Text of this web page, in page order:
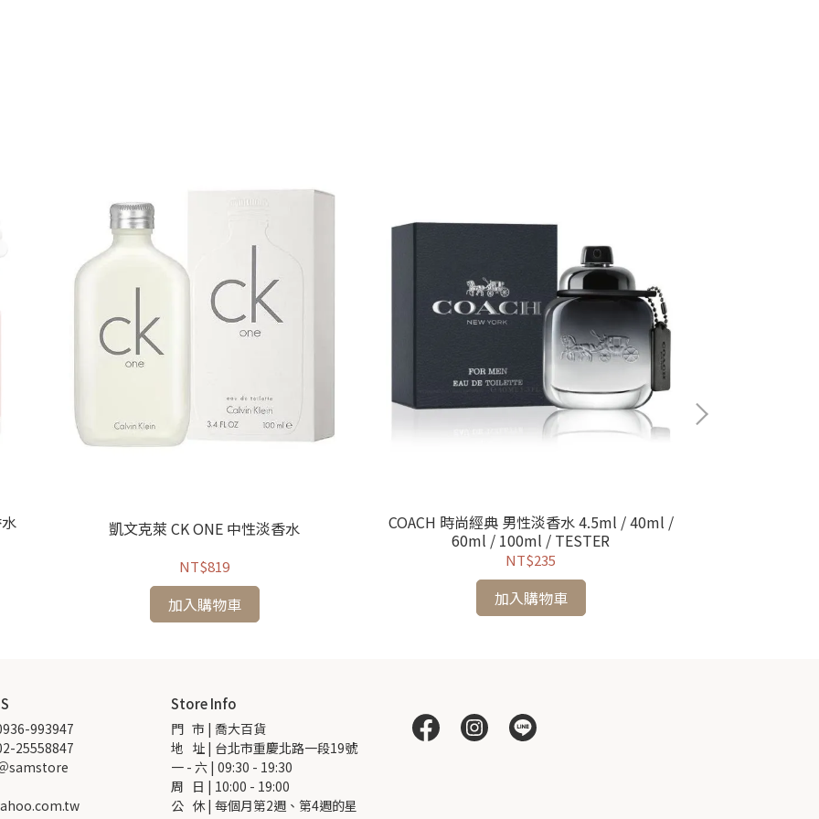
凱文克萊 CK ONE 中性淡香水
NT$819
加入購物車
COACH 時尚經典 男性淡香水 4.5ml / 40ml /
60ml / 100ml / TESTER
NT$235
加入購物車
993947
25558847
samstore
Store Info
門   市 | 喬大百貨
地   址 | 台北市重慶北路一段19號
一 - 六 | 09:30 - 19:30
周   日 | 10:00 - 19:00
公   休 | 每個月第2週、第4週的星